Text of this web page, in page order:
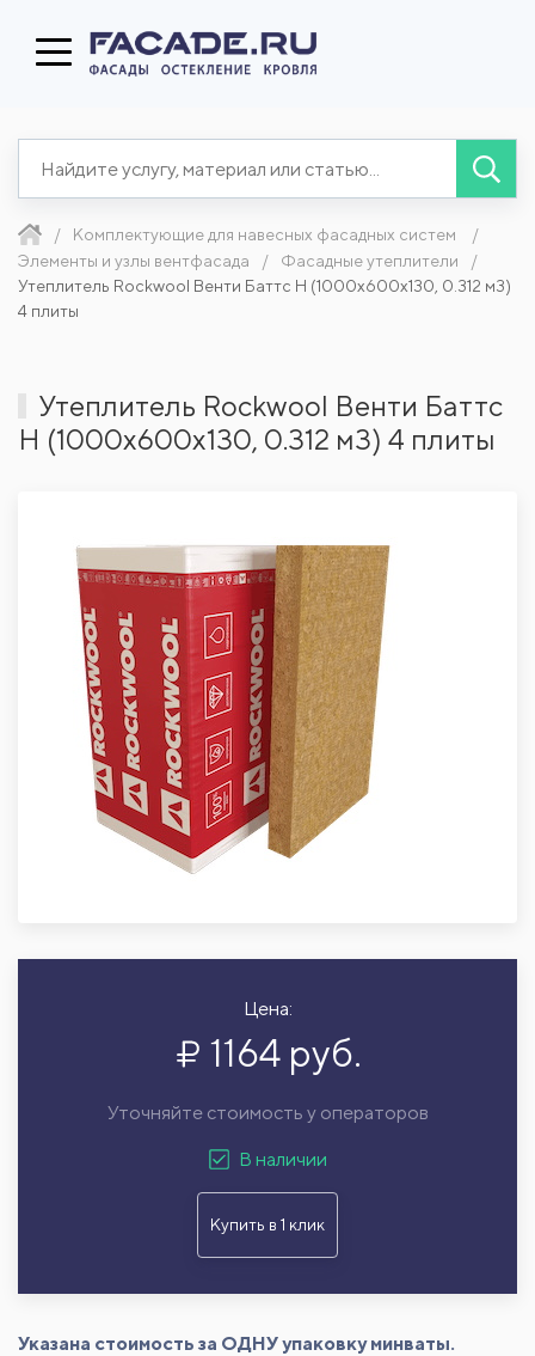
Комплектующие для навесных фасадных систем
Элементы и узлы вентфасада
Фасадные утеплители
Утеплитель Rockwool Венти Баттс Н (1000x600x130, 0.312 м3)
4 плиты
Утеплитель Rockwool Венти Баттс
Н (1000x600x130, 0.312 м3) 4 плиты
Цена:
1164 руб.
Уточняйте стоимость у операторов
В наличии
Купить в 1 клик
Указана стоимость за ОДНУ упаковку минваты.